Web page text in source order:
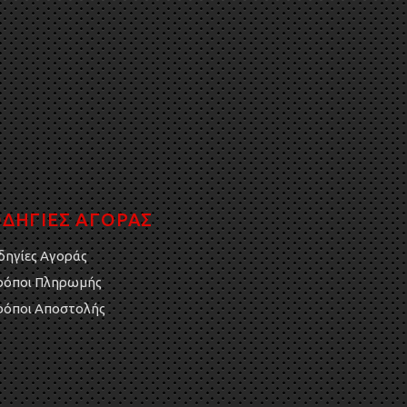
ΑΓΟΡΑΣ
Αγοράς
Πληρωμής
Αποστολής